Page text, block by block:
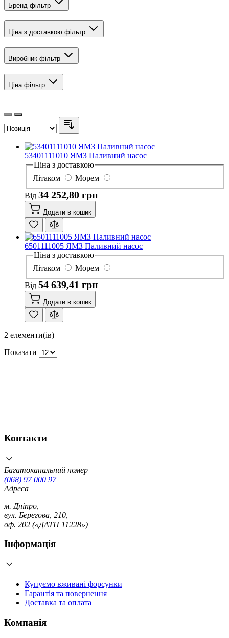
Бренд фільтр
Ціна з доставкою фільтр
Виробник фільтр
Ціна фільтр
53401111010 ЯМЗ Паливний насос
Ціна з доставкою
Літаком
Морем
Від 34 252,80 грн
Додати в кошик
6501111005 ЯМЗ Паливний насос
Ціна з доставкою
Літаком
Морем
Від 54 639,41 грн
Додати в кошик
2 елементи(ів)
Показати
Контакти
Багатоканальний номер
(068) 97 000 97
Адреса
м. Дніпро,
вул. Берегова, 210,
оф. 202 («ДАТП 11228»)
Інформація
Купуємо вживані форсунки
Гарантія та повернення
Доставка та оплата
Компанія